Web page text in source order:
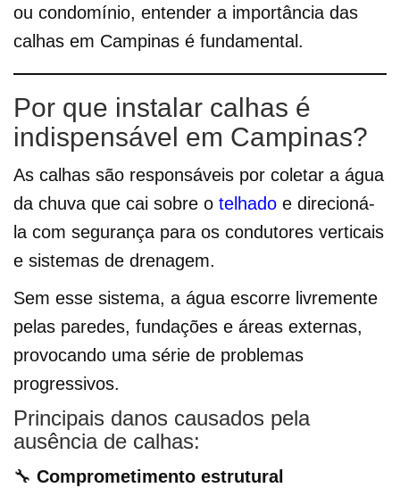
ou condomínio, entender a importância das
calhas em Campinas é fundamental.
Por que instalar calhas é
indispensável em Campinas?
As calhas são responsáveis por coletar a água
da chuva que cai sobre o telhado e direcioná-
la com segurança para os condutores verticais
e sistemas de drenagem.
Sem esse sistema, a água escorre livremente
pelas paredes, fundações e áreas externas,
provocando uma série de problemas
progressivos.
Principais danos causados pela
ausência de calhas:
🔧 Comprometimento estrutural